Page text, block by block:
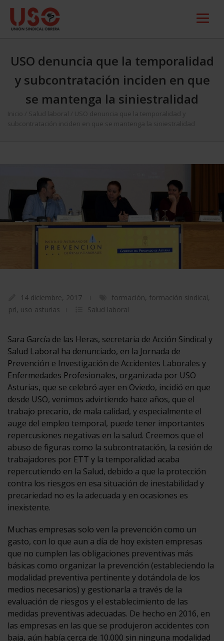
USO denuncia que la temporalidad
y subcontratación inciden en que
se mantenga la siniestralidad
Inicio Salud laboral
USO denuncia que la temporalidad y
subcontratación inciden en que se mantenga la siniestralidad
14 diciembre, 2017 formación, formación sindical,
prl, uso asturias Salud laboral
Sara García de las Heras, secretaria de Acción Sindical y
Salud Laboral ha denunciado, en la Jornada de
Prevención e Investigación de Accidentes Laborales y
Enfermedades Profesionales, organizada por USO
Asturias, que se celebró ayer en Oviedo, incidió en que
desde USO, venimos advirtiendo hace años, que el
trabajo precario, de mala calidad, y especialmente el
auge del empleo temporal, puede tener importantes
repercusiones negativas en la salud. Creemos que el
abuso de figuras como la subcontratación, la cesión de
trabajadores por ETT y la temporalidad acaba
repercutiendo en la Salud, debido a que la protección
contra los riesgos en esa situación de inestabilidad y
precariedad no es la adecuada y en ocasiones es
inexistente.
Muchas empresas solo ven la prevención como un
gasto, con lo que aun a día de hoy existen empresas
que no cumplen las obligaciones preventivas más
básicas como organizar la prevención (estableciendo la
modalidad preventiva pertinente y dotándola de los
medios necesarios) y gestionarla a través de la
evaluación de riesgos y el establecimiento de las
medidas preventivas adecuadas. De hecho en 2016, en
las empresas en las que se produjeron accidentes con
baja, aún había cerca de 10.000 sin ninguna modalidad